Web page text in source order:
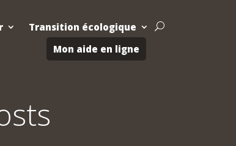
Transition écologique
Mon aide en ligne
U